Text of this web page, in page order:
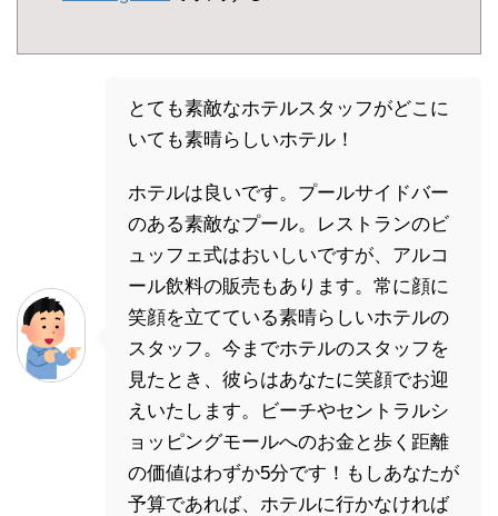
とても素敵なホテルスタッフがどこに
いても素晴らしいホテル！
ホテルは良いです。プールサイドバー
のある素敵なプール。レストランのビ
ュッフェ式はおいしいですが、アルコ
ール飲料の販売もあります。常に顔に
笑顔を立てている素晴らしいホテルの
スタッフ。今までホテルのスタッフを
見たとき、彼らはあなたに笑顔でお迎
えいたします。ビーチやセントラルシ
ョッピングモールへのお金と歩く距離
の価値はわずか5分です！もしあなたが
予算であれば、ホテルに行かなければ